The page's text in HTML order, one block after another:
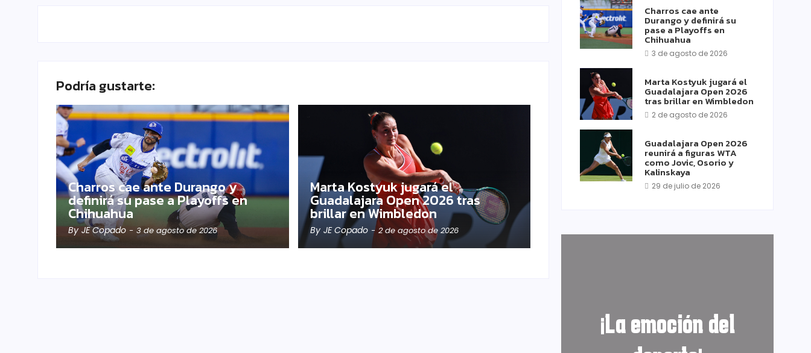
Podría gustarte:
Charros cae ante Durango y
definirá su pase a Playoffs en
Chihuahua
By JE Copado - 3 de agosto de 2026
Marta Kostyuk jugará el
Guadalajara Open 2026 tras
brillar en Wimbledon
By JE Copado - 2 de agosto de 2026
Charros cae ante
Durango y definirá su
pase a Playoffs en
Chihuahua
3 de agosto de 2026
Marta Kostyuk jugará el
Guadalajara Open 2026
tras brillar en Wimbledon
2 de agosto de 2026
Guadalajara Open 2026
reunirá a figuras WTA
como Jovic, Osorio y
Kalinskaya
29 de julio de 2026
¡La emoción del